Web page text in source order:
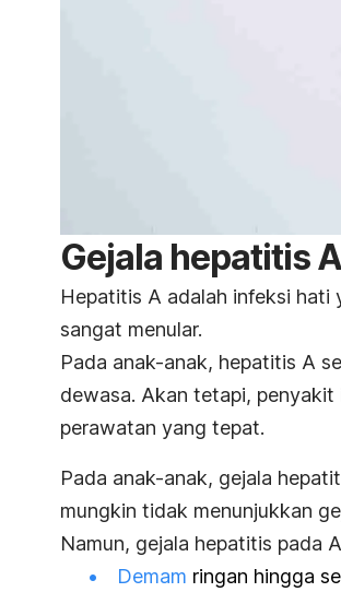
Gejala hepatitis
Hepatitis A adalah infeksi hati
sangat menular.
Pada anak-anak, hepatitis A
dewasa. Akan tetapi,
perawatan yang tepat.
Pada anak-anak, gejala
mungkin tidak menunjukkan
Namun, gejala hepatitis pada
Demam ringan hingga